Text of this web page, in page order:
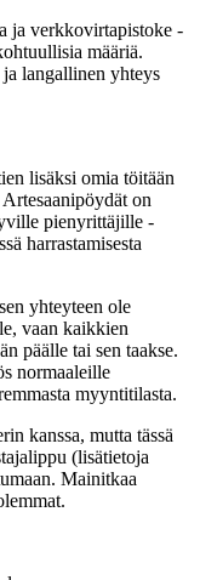
ja verkkovirtapistoke -
määriä.
langallinen yhteys
lisäksi omia töitään
on
pienyrittäjille -
harrastamisesta
yhteyteen ole
vaan kaikkien
päälle tai sen taakse.
normaaleille
myyntitilasta.
kanssa, mutta tässä
(lisätietoja
Mainitkaa